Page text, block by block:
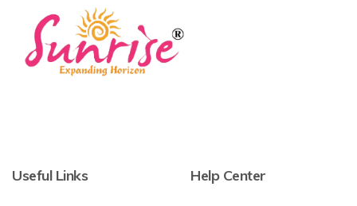
Useful Links Help Center